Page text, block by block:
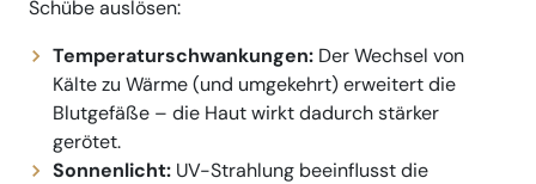
Schübe auslösen:
Temperaturschwankungen: Der Wechsel von
Kälte zu Wärme (und umgekehrt) erweitert die
Blutgefäße – die Haut wirkt dadurch stärker
gerötet.
Sonnenlicht: UV-Strahlung beeinflusst die